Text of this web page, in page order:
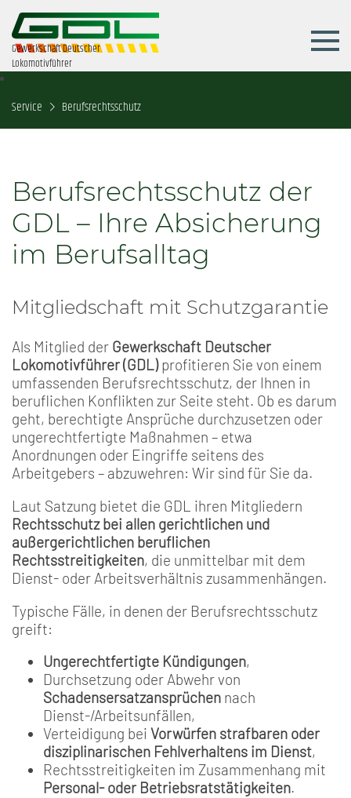
Gewerkschaft Deutscher
Lokomotivführer
Service Berufsrechtsschutz
Berufsrechtsschutz der
GDL – Ihre Absicherung
im Berufsalltag
Mitgliedschaft mit Schutzgarantie
Als Mitglied der Gewerkschaft Deutscher
Lokomotivführer (GDL)profitieren Sie von einem
umfassenden Berufsrechtsschutz, der Ihnen in
beruflichen Konflikten zur Seite steht. Ob es darum
geht, berechtigte Ansprüche durchzusetzen oder
ungerechtfertigte Maßnahmen – etwa
Anordnungen oder Eingriffe seitens des
Arbeitgebers – abzuwehren: Wir sind für Sie da.
Laut Satzung bietet die GDL ihren Mitgliedern
Rechtsschutz bei allen gerichtlichen und
außergerichtlichen beruflichen
Rechtsstreitigkeiten, die unmittelbar mit dem
Dienst- oder Arbeitsverhältnis zusammenhängen.
Typische Fälle, in denen der Berufsrechtsschutz
greift:
Ungerechtfertigte Kündigungen,
Durchsetzung oder Abwehr von
Schadensersatzansprüchen nach
Dienst-/Arbeitsunfällen,
Verteidigung bei Vorwürfen strafbaren oder
disziplinarischen Fehlverhaltens im Dienst,
Rechtsstreitigkeiten im Zusammenhang mit
Personal- oder Betriebsratstätigkeiten.